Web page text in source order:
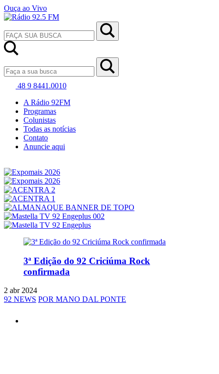
Ouça ao Vivo
48 9 8441.0010
A Rádio 92FM
Programas
Colunistas
Todas as notícias
Contato
Anuncie aqui
3ª Edição do 92 Criciúma Rock
confirmada
2 abr 2024
92 NEWS POR MANO DAL PONTE